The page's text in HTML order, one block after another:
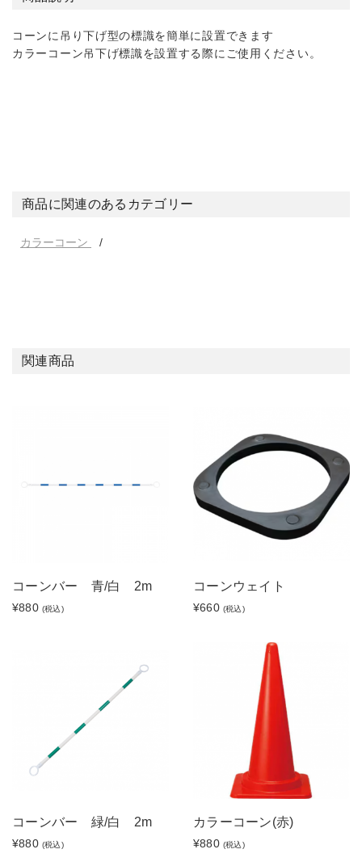
コーンに吊り下げ型の標識を簡単に設置できます
カラーコーン吊下げ標識を設置する際にご使用ください。
商品に関連のあるカテゴリー
カラーコーン
関連商品
コーンバー 青/白 2m
¥880 (税込)
コーンウェイト
¥660 (税込)
コーンバー 緑/白 2m
¥880 (税込)
カラーコーン(赤)
¥880 (税込)